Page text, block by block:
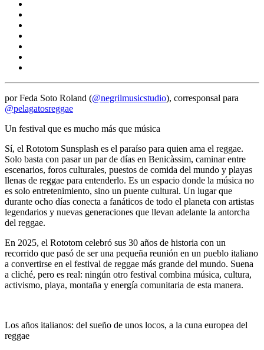
por Feda Soto Roland (@negrilmusicstudio), corresponsal para
@pelagatosreggae
Un festival que es mucho más que música
Sí, el Rototom Sunsplash es el paraíso para quien ama el reggae.
Solo basta con pasar un par de días en Benicàssim, caminar entre
escenarios, foros culturales, puestos de comida del mundo y playas
llenas de reggae para entenderlo. Es un espacio donde la música no
es solo entretenimiento, sino un puente cultural. Un lugar que
durante ocho días conecta a fanáticos de todo el planeta con artistas
legendarios y nuevas generaciones que llevan adelante la antorcha
del reggae.
En 2025, el Rototom celebró sus 30 años de historia con un
recorrido que pasó de ser una pequeña reunión en un pueblo italiano
a convertirse en el festival de reggae más grande del mundo. Suena
a cliché, pero es real: ningún otro festival combina música, cultura,
activismo, playa, montaña y energía comunitaria de esta manera.
Los años italianos: del sueño de unos locos, a la cuna europea del
reggae